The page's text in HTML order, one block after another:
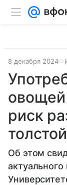
8 декабря 2024
риск
Об этом